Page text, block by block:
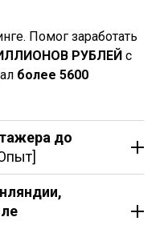
Помог заработать
РУБЛЕЙ с
более 5600
до